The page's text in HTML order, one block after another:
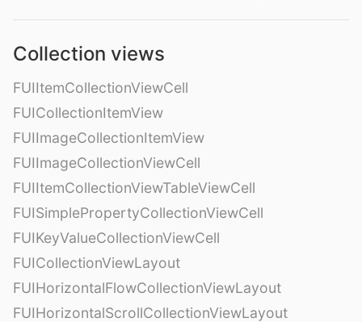
Collection views
FUIItemCollectionViewCell
FUICollectionItemView
FUIImageCollectionItemView
FUIImageCollectionViewCell
FUIItemCollectionViewTableViewCell
FUISimplePropertyCollectionViewCell
FUIKeyValueCollectionViewCell
FUICollectionViewLayout
FUIHorizontalFlowCollectionViewLayout
FUIHorizontalScrollCollectionViewLayout